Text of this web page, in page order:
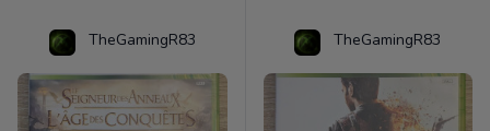
TheGamingR83 TheGamingR83